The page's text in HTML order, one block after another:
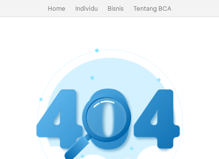
Home Individu Bisnis Tentang BCA